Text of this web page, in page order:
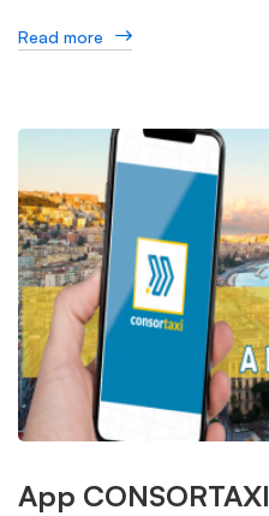
Read more
App CONSORTAXI